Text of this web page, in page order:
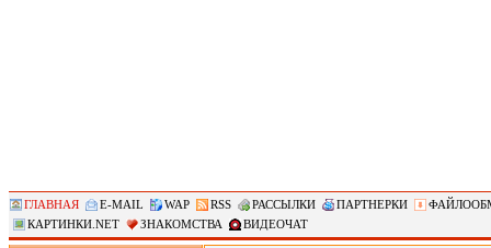
ГЛАВНАЯ E-MAIL WAP RSS РАССЫЛКИ ПАРТНЕРКИ
КАРТИНКИ.NET
ЗНАКОМСТВА ВИДЕОЧАТ